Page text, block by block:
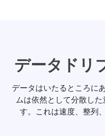
データドリ
データはいたるところに
ムは依然として分散し
す。これは速度、整列